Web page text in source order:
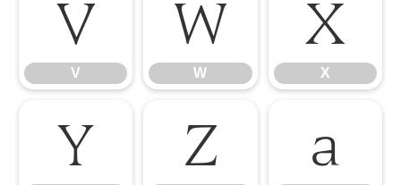
V
V
W
W
X
X
Y Z a